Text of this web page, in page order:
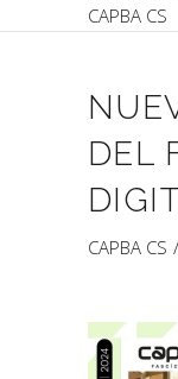
CAPBA CS
DEL
CAPBA CS